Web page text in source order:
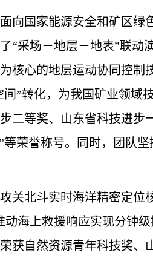
向国家能源安全和矿区绿
“采场－地层－地表”联动
核心的地层运动协同控
”转化，为我国矿业领域
二等奖、山东省科技进步
荣誉称号。同时，团队
关北斗实时海洋精密定位
海上救援响应实现分钟
获自然资源青年科技奖、